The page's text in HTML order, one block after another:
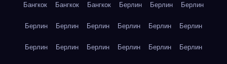
Бангкок Бангкок Бангкок Берлин Берлин Берлин
Берлин Берлин Берлин Берлин Берлин Берлин
Берлин Берлин Берлин Берлин Берлин Берлин